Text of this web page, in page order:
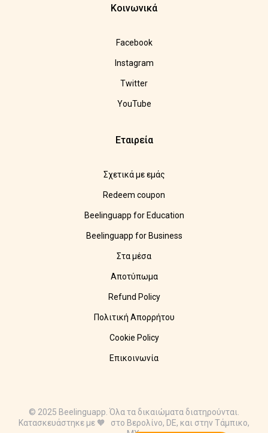
Κοινωνικά
Facebook
Instagram
Twitter
YouTube
Εταιρεία
Σχετικά με εμάς
Redeem coupon
Beelinguapp for Education
Beelinguapp for Business
Στα μέσα
Αποτύπωμα
Refund Policy
Πολιτική Απορρήτου
Cookie Policy
Επικοινωνία
© 2025 Beelinguapp. Όλα τα δικαιώματα διατηρούνται.
Κατασκευάστηκε με 🧡 στο Βερολίνο, DE, και στην Τάμπικο,